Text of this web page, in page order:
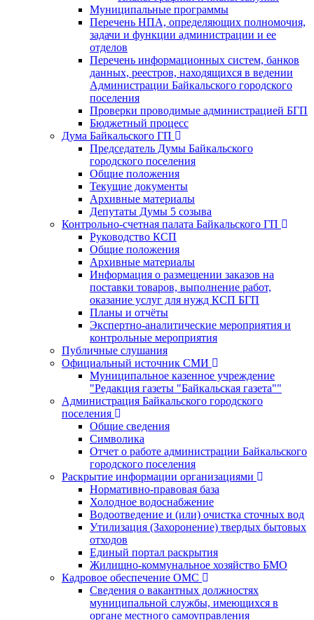
Муниципальные программы
Перечень НПА, определяющих полномочия,
задачи и функции администрации и ее
отделов
Перечень информационных систем, банков
данных, реестров, находящихся в ведении
Администрации Байкальского городского
поселения
Проверки проводимые администрацией БГП
Бюджетный процесс
Дума Байкальского ГП
Председатель Думы Байкальского
городского поселения
Общие положения
Текущие документы
Архивные материалы
Депутаты Думы 5 созыва
Контрольно-счетная палата Байкальского ГП
Руководство КСП
Общие положения
Архивные материалы
Информация о размещении заказов на
поставки товаров, выполнение работ,
оказание услуг для нужд КСП БГП
Планы и отчёты
Экспертно-аналитические мероприятия и
контрольные мероприятия
Публичные слушания
Официальный источник СМИ
Муниципальное казенное учреждение
"Редакция газеты "Байкальская газета""
Администрация Байкальского городского
поселения
Общие сведения
Символика
Отчет о работе администрации Байкальского
городского поселения
Раскрытие информации организациями
Нормативно-правовая база
Холодное водоснабжение
Водоотведение и (или) очистка сточных вод
Утилизация (Захоронение) твердых бытовых
отходов
Единый портал раскрытия
Жилищно-коммунальное хозяйство БМО
Кадровое обеспечение ОМС
Сведения о вакантных должностях
муниципальной службы, имеющихся в
органе местного самоуправления